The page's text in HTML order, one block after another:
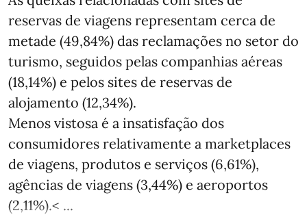
reservas de viagens representam cerca de
metade (49,84%) das reclamações no setor do
turismo, seguidos pelas companhias aéreas
(18,14%) e pelos sites de reservas de
alojamento (12,34%).
Menos vistosa é a insatisfação dos
consumidores relativamente a marketplaces
de viagens, produtos e serviços (6,61%),
agências de viagens (3,44%) e aeroportos
(2,11%).< ...